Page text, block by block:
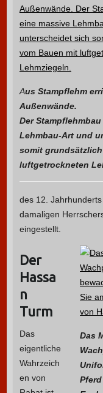
Aus Stampflehm
Außenwände.
Der
Lehmbau-Art und
somit
luftgetrockneten
des 12.
damaligen
eingestellt.
Das
Der
Hassa
n
Turm
Das
eigentliche
Wahrzeich
en von